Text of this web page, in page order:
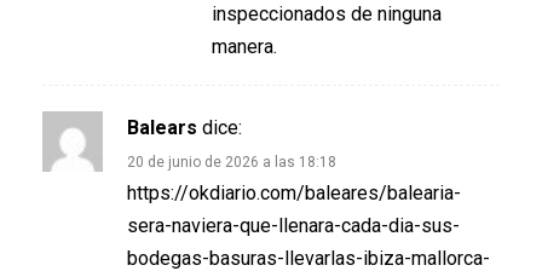
inspeccionados de ninguna
manera.
Balears dice:
20 de junio de 2026 a las 18:18
https://okdiario.com/baleares/balearia-
sera-naviera-que-llenara-cada-dia-sus-
bodegas-basuras-llevarlas-ibiza-mallorca-